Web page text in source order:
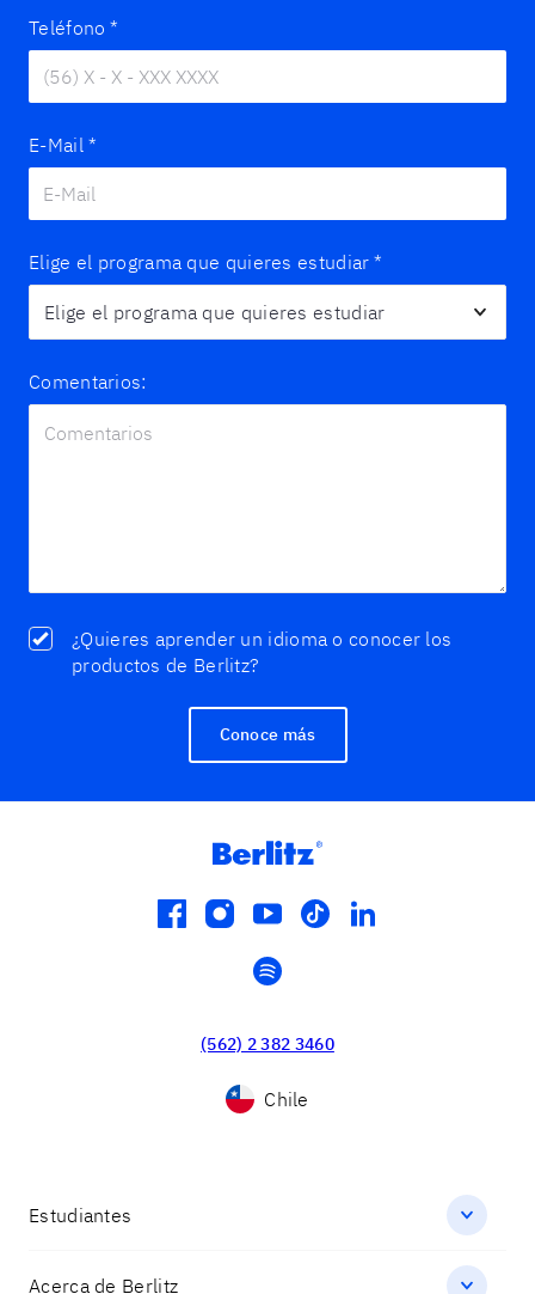
Teléfono *
E-Mail *
Elige el programa que quieres estudiar *
Comentarios:
¿Quieres aprender un idioma o conocer los
productos de Berlitz?
Conoce más
facebook
instagram
youtube
tiktoklinkedin
spotify
(562) 2 382 3460
Chile
Estudiantes
Acerca de Berlitz